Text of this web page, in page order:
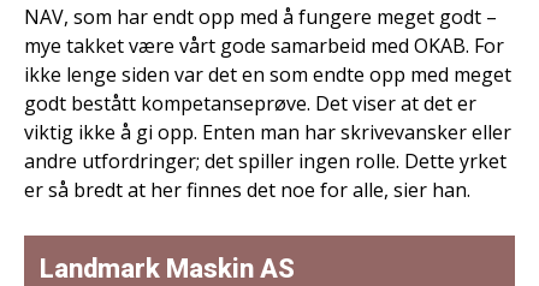
NAV, som har endt opp med å fungere meget godt –
mye takket være vårt gode samarbeid med OKAB. For
ikke lenge siden var det en som endte opp med meget
godt bestått kompetanseprøve. Det viser at det er
viktig ikke å gi opp. Enten man har skrivevansker eller
andre utfordringer; det spiller ingen rolle. Dette yrket
er så bredt at her finnes det noe for alle, sier han.
Landmark Maskin AS